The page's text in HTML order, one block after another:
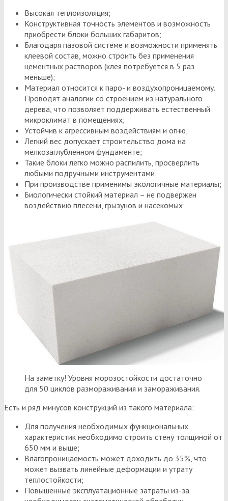
Высокая теплоизоляция;
Конструктивная точность элементов и возможность
приобрести блоки больших габаритов;
Благодаря пазовой системе и возможности применять
клеевой состав, можно строить без применения
цементных растворов (клея потребуется в 5 раз
меньше);
Материал относится к паро- и воздухопроницаемому.
Проводят аналогии со строением из натурального
дерева, что позволяет поддерживать естественный
микроклимат в помещениях;
Устойчив к агрессивным воздействиям и огню;
Легкий вес допускает строительство дома на
мелкозаглубленном фундаменте;
Такие блоки легко можно распилить, просверлить
любыми подручными инструментами;
При производстве применимы экологичные материалы;
Биологически стойкий материал – не подвержен
воздействию плесени, грызунов и насекомых;
На заметку! Уровня морозостойкости достаточно
для 50 циклов размораживания и замораживания.
Есть и ряд минусов конструкций из такого материала:
Для получения необходимых функциональных
характеристик необходимо строить стену толщиной от
650 мм и выше;
Влагопроницаемость может доходить до 35%, что
может вызвать линейные деформации и утрату
теплостойкости;
Повышенные эксплуатационные затраты из-за